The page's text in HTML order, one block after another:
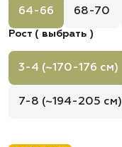
64-66 68-70
Рост ( выбрать )
3-4 (~170-176 см)
7-8 (~194-205 см)